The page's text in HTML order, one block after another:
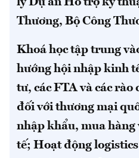
lý Dự án Hỗ trợ kỹ
Thương, Bộ Công
Khoá học tập trung
hướng hội nhập kinh
tư, các FTA và các
đối với thương mại
nhập khẩu, mua hàng
tế; Hoạt động